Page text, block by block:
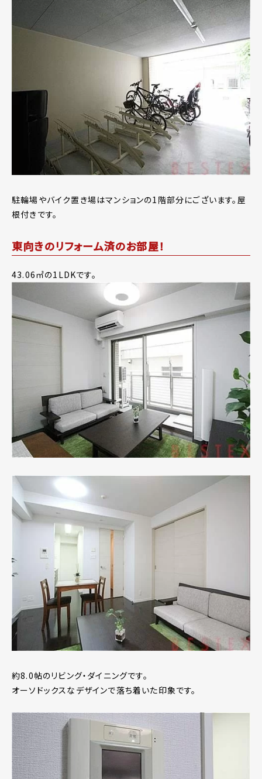
駐輪場やバイク置き場はマンションの1階部分にございます。屋
根付きです。
東向きのリフォーム済のお部屋！
43.06㎡の1LDKです。
約8.0帖のリビング・ダイニングです。
オーソドックスなデザインで落ち着いた印象です。